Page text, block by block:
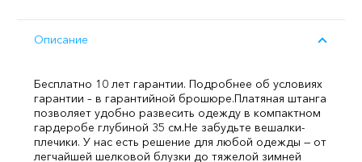
Описание
Бесплатно 10 лет гарантии. Подробнее об условиях
гарантии – в гарантийной брошюре.Платяная штанга
позволяет удобно развесить одежду в компактном
гардеробе глубиной 35 см.Не забудьте вешалки-
плечики. У нас есть решение для любой одежды — от
легчайшей шелковой блузки до тяжелой зимней